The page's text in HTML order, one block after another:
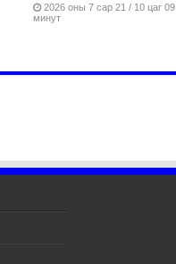
2026 оны 7 сар 21 / 10 цаг 09
минут